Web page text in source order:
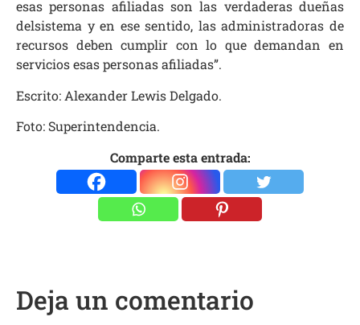
esas personas afiliadas son las verdaderas dueñas
delsistema y en ese sentido, las administradoras de
recursos deben cumplir con lo que demandan en
servicios esas personas afiliadas”.
Escrito: Alexander Lewis Delgado.
Foto: Superintendencia.
Comparte esta entrada:
Deja un comentario